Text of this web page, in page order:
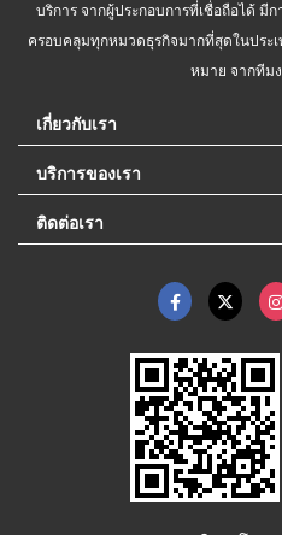
บริการ จากผู้ประกอบการที่เชื่อถือได้ มี
ครอบคลุมทุกหมวดธุรกิจมากที่สุดในประ
หมาย จากทีม
เกี่ยวกับเรา
บริการของเรา
ติดต่อเรา